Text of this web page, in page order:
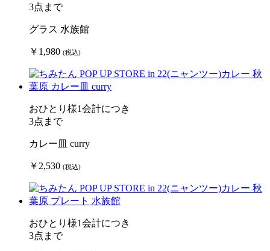
3点まで
グラス 水族館
￥1,980 (税込)
おひとり様1会計につき
3点まで
カレー皿 curry
￥2,530 (税込)
おひとり様1会計につき
3点まで